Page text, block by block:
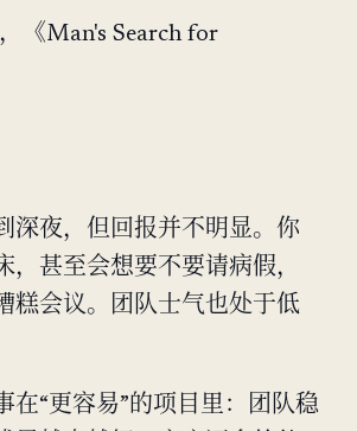
《Man's Search for
深夜，但回报并不明显。你
，甚至会想要不要请病假，
糕会议。团队士气也处于低
在“更容易”的项目里：团队稳